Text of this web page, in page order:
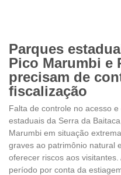
Parques
Pico Marumbi e
precisam de
fiscalização
Falta de controle no acesso
estaduais da Serra da
Marumbi em situação
graves ao patrimônio natural
oferecer riscos aos
período por conta da